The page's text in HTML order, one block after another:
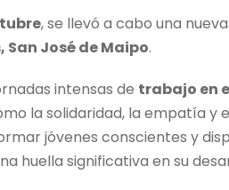
, se llevó a cabo una
José de Maipo.
intensas de trabajo en
la solidaridad, la empatía y
jóvenes conscientes y
huella significativa en su